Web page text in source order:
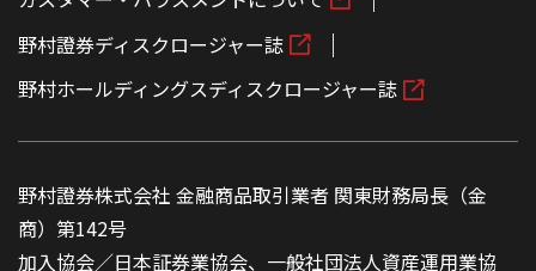
野村證券ディスクロージャー誌
野村ホールディングスディスクロージャー誌
野村證券株式会社 金融商品取引業者 関東財務局長（金
商）第142号
加入協会／日本証券業協会、一般社団法人資産運用業協